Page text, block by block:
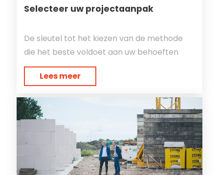
Selecteer uw projectaanpak
De sleutel tot het kiezen van de methode
die het beste voldoet aan uw behoeften
Lees meer